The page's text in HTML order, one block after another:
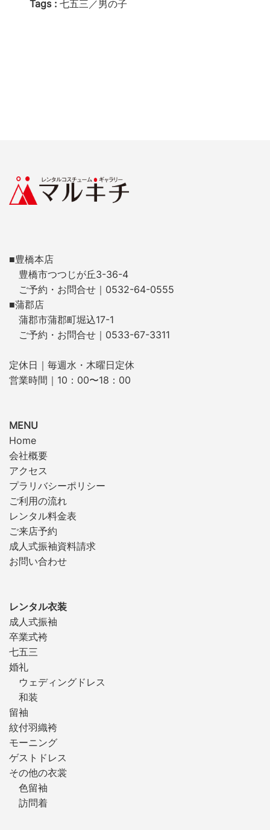
Tags : 七五三／男の子
■豊橋本店
豊橋市つつじが丘3-36-4
ご予約・お問合せ｜0532-64-0555
■蒲郡店
蒲郡市蒲郡町堀込17-1
ご予約・お問合せ｜0533-67-3311
定休日｜毎週水・木曜日定休
営業時間｜10：00〜18：00
MENU
Home
会社概要
アクセス
プラリバシーポリシー
ご利用の流れ
レンタル料金表
ご来店予約
成人式振袖資料請求
お問い合わせ
レンタル衣装
成人式振袖
卒業式袴
七五三
婚礼
ウェディングドレス
和装
留袖
紋付羽織袴
モーニング
ゲストドレス
その他の衣裳
色留袖
訪問着